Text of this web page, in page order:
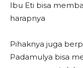
Ibu Eti bisa
harapnya
Pihaknya juga
Padamulya bisa